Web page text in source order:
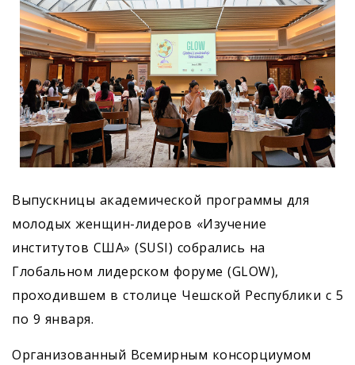
Выпускницы академической программы для
молодых женщин-лидеров «Изучение
институтов США» (SUSI) собрались на
Глобальном лидерском форуме (GLOW),
проходившем в столице Чешской Республики с 5
по 9 января.
Организованный Всемирным консорциумом